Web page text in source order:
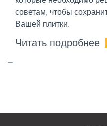
советам, чтобы
Вашей плитки.
Читать подробнее